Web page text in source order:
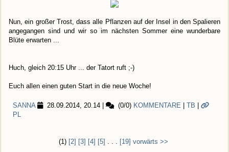
Nun, ein großer Trost, dass alle Pflanzen auf der Insel in den Spalieren
angegangen sind und wir so im nächsten Sommer eine wunderbare
Blüte erwarten ...
Huch, gleich 20:15 Uhr ... der Tatort ruft ;-)
Euch allen einen guten Start in die neue Woche!
SANNA 28.09.2014, 20.14 (0/0) KOMMENTARE TB
PL
(1) [2] [3] [4] [5] [19] vorwärts >>